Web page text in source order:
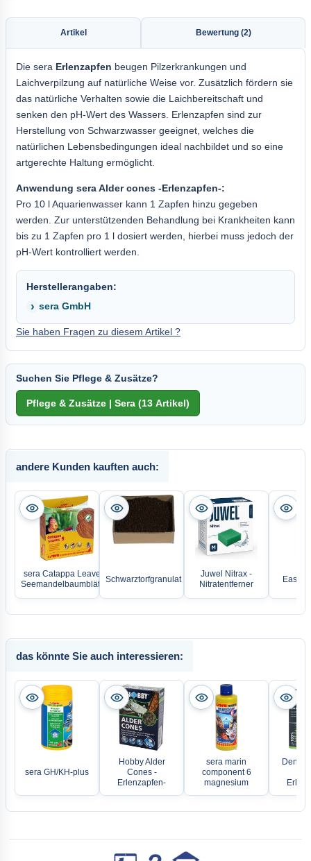
Artikel Bewertung (2)
Die sera Erlenzapfen beugen Pilzerkrankungen und
Laichverpilzung auf natürliche Weise vor. Zusätzlich fördern sie
das natürliche Verhalten sowie die Laichbereitschaft und
senken den pH-Wert des Wassers. Erlenzapfen sind zur
Herstellung von Schwarzwasser geeignet, welches die
natürlichen Lebensbedingungen ideal nachbildet und so eine
artgerechte Haltung ermöglicht.
Anwendung sera Alder cones -Erlenzapfen-:
Pro 10 l Aquarienwasser kann 1 Zapfen hinzu gegeben
werden. Zur unterstützenden Behandlung bei Krankheiten kann
bis zu 1 Zapfen pro 1 l dosiert werden, hierbei muss jedoch der
pH-Wert kontrolliert werden.
Herstellerangaben:
sera GmbH
Sie haben Fragen zu diesem Artikel ?
Suchen Sie Pflege & Zusätze?
andere Kunden kauften auch:
sera Catappa Leaves -
Seemandelbaumblätter-
Schwarztorfgranulat
Juwel Nitrax -
Nitratentferner
Easy-
das könnte Sie auch interessieren:
sera GH/KH-plus
Hobby Alder
Cones -
Erlenzapfen-
sera marin
component 6
magnesium